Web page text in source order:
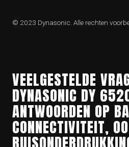
© 2023 Dynasonic. Alle rechten
VEELGESTELDE
DYNASONIC DY
ANTWOORDEN OP
CONNECTIVITEIT,